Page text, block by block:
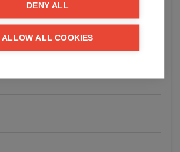
DENY ALL
ALLOW ALL COOKIES